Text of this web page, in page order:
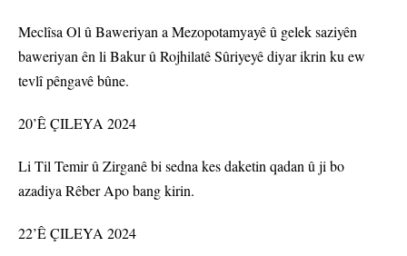
Meclîsa Ol û Baweriyan a Mezopotamyayê û gelek saziyên
baweriyan ên li Bakur û Rojhilatê Sûriyeyê diyar ikrin ku ew
tevlî pêngavê bûne.
20’Ê ÇILEYA 2024
Li Til Temir û Zirganê bi sedna kes daketin qadan û ji bo
azadiya Rêber Apo bang kirin.
22’Ê ÇILEYA 2024